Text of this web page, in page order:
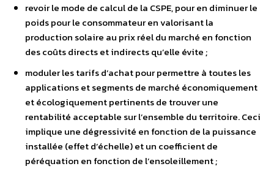
revoir le mode de calcul de la CSPE, pour en diminuer le
poids pour le consommateur en valorisant la
production solaire au prix réel du marché en fonction
des coûts directs et indirects qu’elle évite ;
moduler les tarifs d’achat pour permettre à toutes les
applications et segments de marché économiquement
et écologiquement pertinents de trouver une
rentabilité acceptable sur l’ensemble du territoire. Ceci
implique une dégressivité en fonction de la puissance
installée (effet d’échelle) et un coefficient de
péréquation en fonction de l’ensoleillement ;